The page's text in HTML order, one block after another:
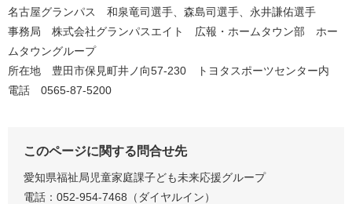
名古屋グランパス 和泉竜司選手、森島司選手、永井謙佑選手
事務局 株式会社グランパスエイト 広報・ホームタウン部 ホー
ムタウングループ
所在地 豊田市保見町井ノ向57-230 トヨタスポーツセンター内
電話 0565-87-5200
このページに関する問合せ先
愛知県福祉局児童家庭課子ども未来応援グループ
電話：052-954-7468（ダイヤルイン）